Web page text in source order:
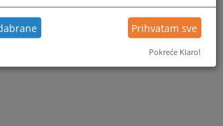
Prihvatam sve
Pokreće Klaro!